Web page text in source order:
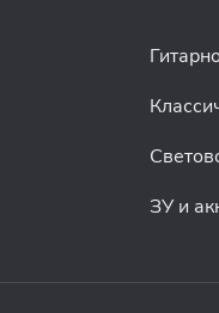
ЗУ и